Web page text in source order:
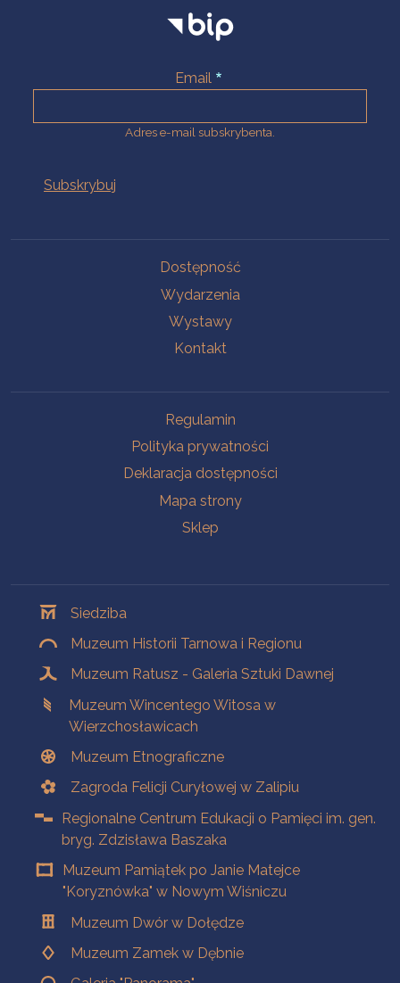
Email
Adres e-mail subskrybenta.
Dostępność
Wydarzenia
Wystawy
Kontakt
Regulamin
Polityka prywatności
Deklaracja dostępności
Mapa strony
Sklep
Siedziba
Muzeum Historii Tarnowa i Regionu
Muzeum Ratusz - Galeria Sztuki Dawnej
Muzeum Wincentego Witosa w
Wierzchosławicach
Muzeum Etnograficzne
Zagroda Felicji Curyłowej w Zalipiu
Regionalne Centrum Edukacji o Pamięci im. gen.
bryg. Zdzisława Baszaka
Muzeum Pamiątek po Janie Matejce
"Koryznówka" w Nowym Wiśniczu
Muzeum Dwór w Dołędze
Muzeum Zamek w Dębnie